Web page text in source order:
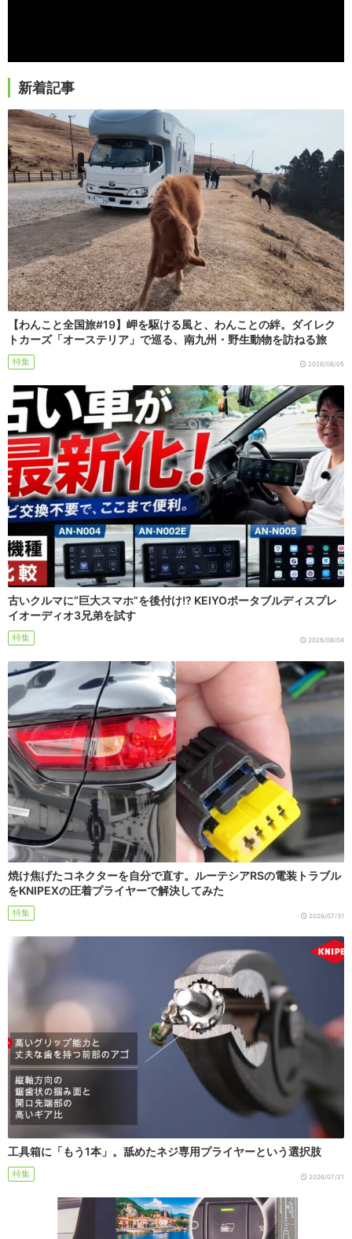
新着記事
【わんこと全国旅#19】岬を駆ける風と、わんことの絆。ダイレク
トカーズ「オーステリア」で巡る、南九州・野生動物を訪ねる旅
特集 2026/08/05
古いクルマに“巨大スマホ”を後付け!? KEIYOポータブルディスプレ
イオーディオ3兄弟を試す
特集 2026/08/04
焼け焦げたコネクターを自分で直す。ルーテシアRSの電装トラブル
をKNIPEXの圧着プライヤーで解決してみた
特集 2026/07/31
工具箱に「もう1本」。舐めたネジ専用プライヤーという選択肢
特集 2026/07/21